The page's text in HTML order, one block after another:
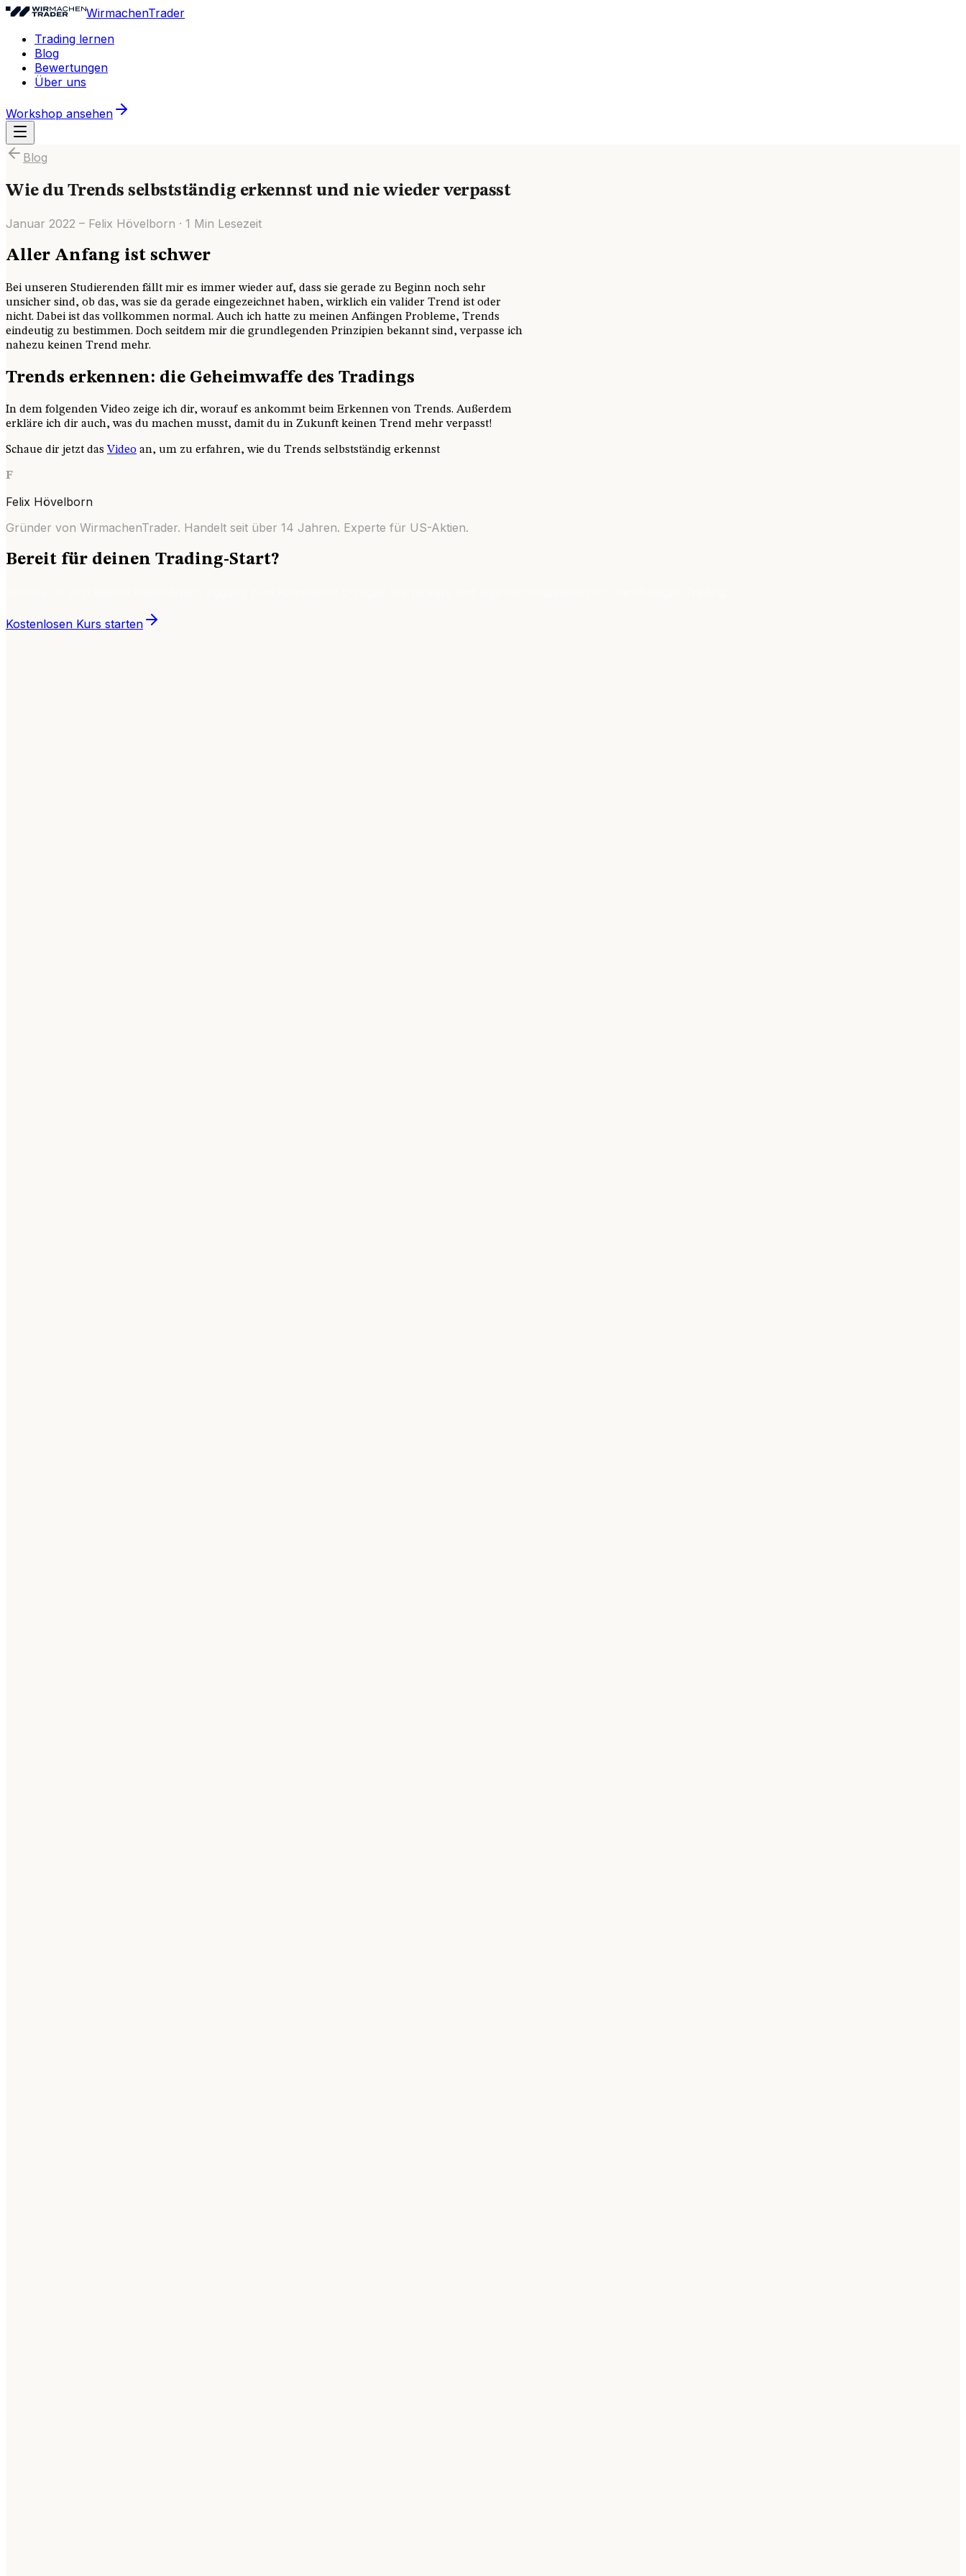
WirmachenTrader
Trading lernen
Blog
Bewertungen
Über uns
Workshop ansehen
Blog
Wie du Trends selbstständig erkennst und nie wieder verpasst
Januar 2022 – Felix Hövelborn · 1 Min Lesezeit
Aller Anfang ist schwer
Bei unseren Studierenden fällt mir es immer wieder auf, dass sie gerade zu Beginn noch sehr
unsicher sind, ob das, was sie da gerade eingezeichnet haben, wirklich ein valider Trend ist oder
nicht. Dabei ist das vollkommen normal. Auch ich hatte zu meinen Anfängen Probleme, Trends
eindeutig zu bestimmen. Doch seitdem mir die grundlegenden Prinzipien bekannt sind, verpasse ich
nahezu keinen Trend mehr.
Trends erkennen: die Geheimwaffe des Tradings
In dem folgenden Video zeige ich dir, worauf es ankommt beim Erkennen von Trends. Außerdem
erkläre ich dir auch, was du machen musst, damit du in Zukunft keinen Trend mehr verpasst!
Schaue dir jetzt das Video an, um zu erfahren, wie du Trends selbstständig erkennst
F
Felix Hövelborn
Gründer von WirmachenTrader. Handelt seit über 14 Jahren. Experte für US-Aktien.
Bereit für deinen Trading-Start?
Kostenlosen Kurs starten